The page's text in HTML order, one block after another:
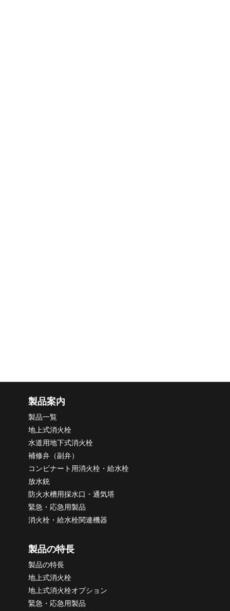
製品案内
製品一覧
地上式消火栓
水道用地下式消火栓
補修弁（副弁）
コンビナート用消火栓・給水栓
放水銃
防火水槽用採水口・通気塔
緊急・応急用製品
消火栓・給水栓関連機器
製品の特長
製品の特長
地上式消火栓
地上式消火栓オプション
緊急・応急用製品